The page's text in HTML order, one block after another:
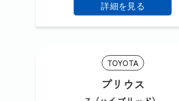
詳細を見る
TOYOTA
プリウス